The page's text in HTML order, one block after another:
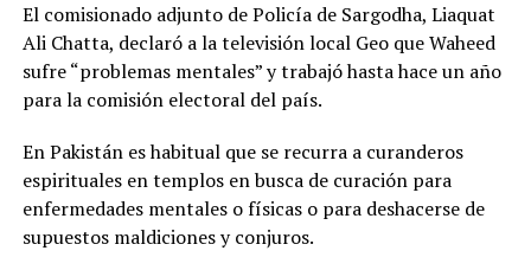
El comisionado adjunto de Policía de Sargodha, Liaquat
Ali Chatta, declaró a la televisión local Geo que Waheed
sufre “problemas mentales” y trabajó hasta hace un año
para la comisión electoral del país.
En Pakistán es habitual que se recurra a curanderos
espirituales en templos en busca de curación para
enfermedades mentales o físicas o para deshacerse de
supuestos maldiciones y conjuros.